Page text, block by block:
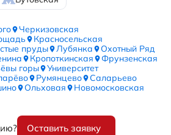
Черкизовская
Красносельская
пруды Лубянка
Охотный Ряд
Кропоткинская
Фрунзенская
горы
Университет
Румянцево
Саларьево
Ольховая
Новомосковская
Оставить заявку